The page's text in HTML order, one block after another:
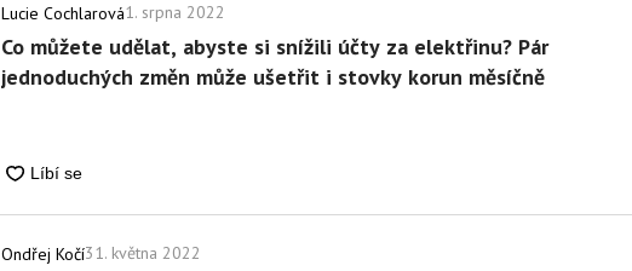
Lucie Cochlarová1. srpna 2022
Co můžete udělat, abyste si snížili účty za elektřinu? Pár
jednoduchých změn může ušetřit i stovky korun měsíčně
Ondřej Kočí31. května 2022